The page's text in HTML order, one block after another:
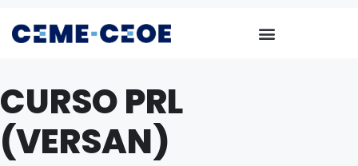
CURSO PRL
(VERSAN)